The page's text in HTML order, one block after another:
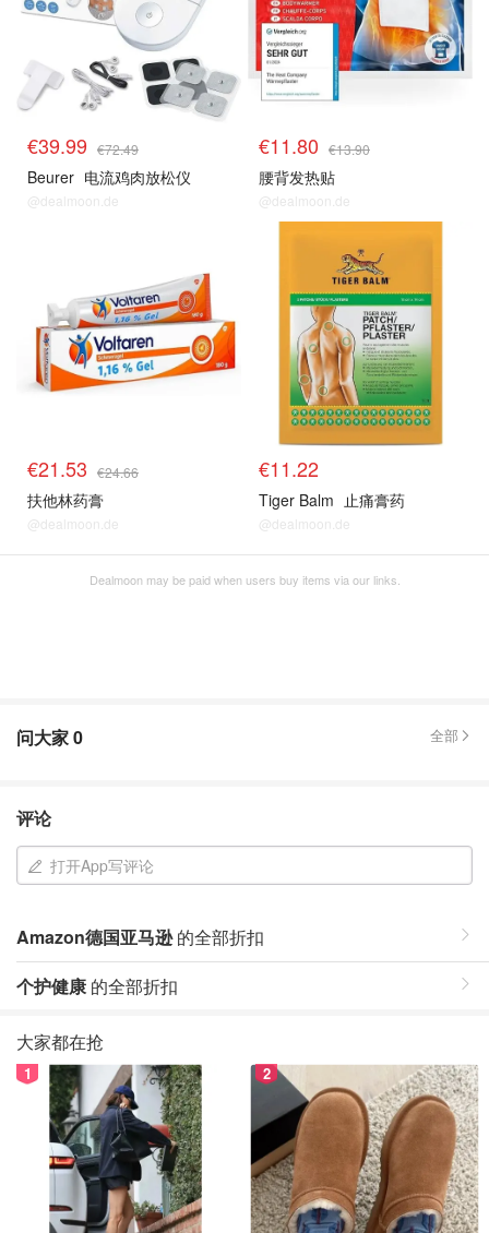
€39.99 €72.49
Beurer 电流鸡肉放松仪
@dealmoon.de
€11.80 €13.90
腰背发热贴
@dealmoon.de
€21.53 €24.66
扶他林药膏
@dealmoon.de
€11.22
Tiger Balm 止痛膏药
@dealmoon.de
Dealmoon may be paid when users buy items via our links.
问大家0 全部
评论
打开App写评论
Amazon德国亚马逊的全部折扣
个护健康 的全部折扣
大家都在抢
1 2